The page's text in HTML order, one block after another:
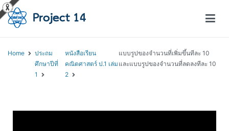
Home
ประถม
ศึกษาปีที่
1
หนังสือเรียน
คณิตศาสตร์ ป.1 เล่ม
2
แบบรูปของจำนวนที่เพิ่มขึ้นทีละ 10
และแบบรูปของจำนวนที่ลดลงทีละ 10